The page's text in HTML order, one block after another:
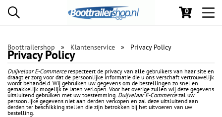
0
Boottrailershop Klantenservice Privacy Policy
Privacy Policy
Duijvelaar E-Commerce respecteert de privacy van alle gebruikers van haar site en
draagt er zorg voor dat de persoonlijke informatie die u ons verschaft vertrouwelijk
wordt behandeld. Wij gebruiken uw gegevens om de bestellingen zo snel en
gemakkelijk mogelijk te laten verlopen. Voor het overige zullen wij deze gegevens
uitsluitend gebruiken met uw toestemming. Duijvelaar E-Commercezal uw
persoonlijke gegevens niet aan derden verkopen en zal deze uitsluitend aan
derden ter beschikking stellen die zijn betrokken bij het uitvoeren van uw
bestelling.